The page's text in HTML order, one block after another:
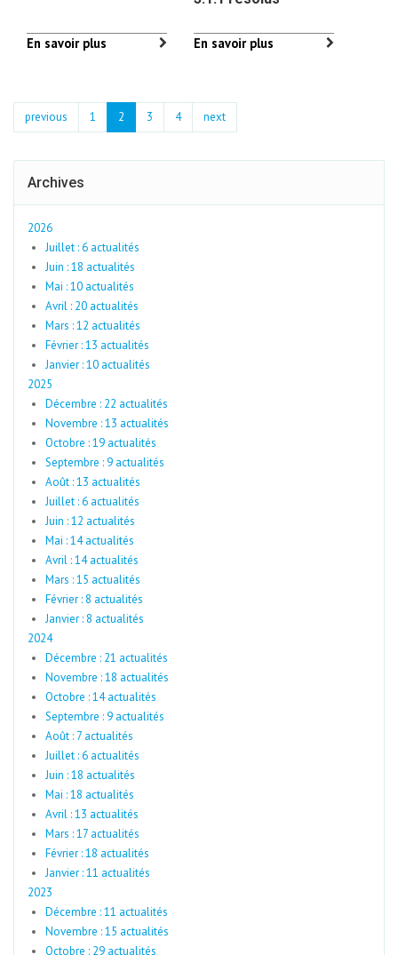
En savoir plus En savoir plus
previous 1 2 3 4 next
Archives
2026
Juillet : 6 actualités
Juin : 18 actualités
Mai : 10 actualités
Avril : 20 actualités
Mars : 12 actualités
Février : 13 actualités
Janvier : 10 actualités
2025
Décembre : 22 actualités
Novembre : 13 actualités
Octobre : 19 actualités
Septembre : 9 actualités
Août : 13 actualités
Juillet : 6 actualités
Juin : 12 actualités
Mai : 14 actualités
Avril : 14 actualités
Mars : 15 actualités
Février : 8 actualités
Janvier : 8 actualités
2024
Décembre : 21 actualités
Novembre : 18 actualités
Octobre : 14 actualités
Septembre : 9 actualités
Août : 7 actualités
Juillet : 6 actualités
Juin : 18 actualités
Mai : 18 actualités
Avril : 13 actualités
Mars : 17 actualités
Février : 18 actualités
Janvier : 11 actualités
2023
Décembre : 11 actualités
Novembre : 15 actualités
Octobre : 29 actualités